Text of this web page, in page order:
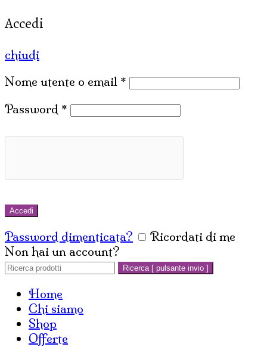
Accedi
chiudi
Nome utente o email *
Password *
Accedi
Password dimenticata?
Ricordati di me
Non hai un account?
Cerca:
Ricerca [ pulsante invio ]
Home
Chi siamo
Shop
Offerte